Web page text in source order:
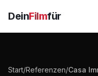
DeinFilmfür
Start/Referenzen/Casa